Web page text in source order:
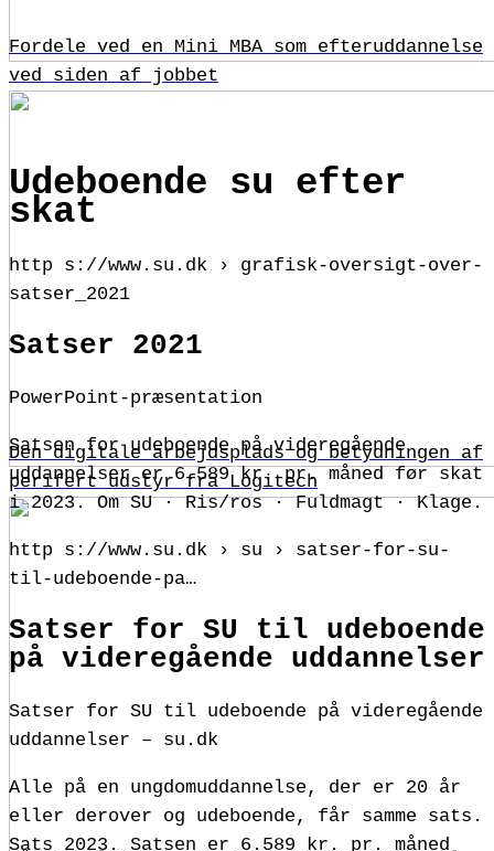
Fordele ved en Mini MBA som efteruddannelse
ved siden af jobbet
Den digitale arbejdsplads og betydningen af
perifert udstyr fra Logitech
Udeboende su efter
skat
http s://www.su.dk › grafisk-oversigt-over-
satser_2021
Satser 2021
PowerPoint-præsentation
Satsen for udeboende på videregående
uddannelser er 6.589 kr. pr. måned før skat
i 2023. Om SU · Ris/ros · Fuldmagt · Klage.
http s://www.su.dk › su › satser-for-su-
til-udeboende-pa…
Satser for SU til udeboende
på videregående uddannelser
Satser for SU til udeboende på videregående
uddannelser – su.dk
Alle på en ungdomuddannelse, der er 20 år
eller derover og udeboende, får samme sats.
Sats 2023. Satsen er 6.589 kr. pr. måned